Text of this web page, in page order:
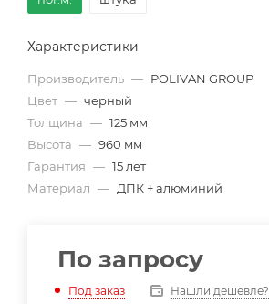
Характеристики
Производитель — POLIVAN GROUP
Цвет — черный
Толщина — 125 мм
Высота — 960 мм
Гарантия — 15 лет
Материал — ДПК + алюминий
По запросу
Под заказ Нашли дешевле?